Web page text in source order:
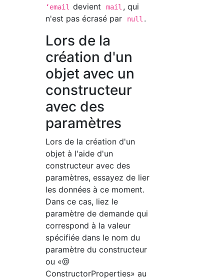
ʻemail devient mail , qui
n'est pas écrasé par
null .
Lors de la
création d'un
objet avec un
constructeur
avec des
paramètres
Lors de la création d'un
objet à l'aide d'un
constructeur avec des
paramètres, essayez de lier
les données à ce moment.
Dans ce cas, liez le
paramètre de demande qui
correspond à la valeur
spécifiée dans le nom du
paramètre du constructeur
ou «@
ConstructorProperties» au